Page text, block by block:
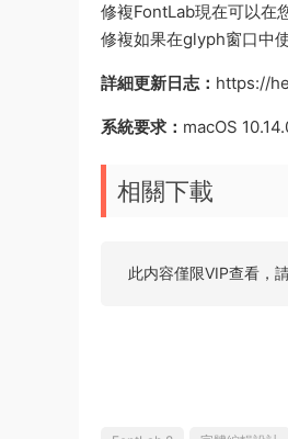
修複FontLab現在可以在
修複如果在glyph窗口中
詳細更新日志： https://
系統要求： macOS
相關下載
此内容僅限VIP查看，